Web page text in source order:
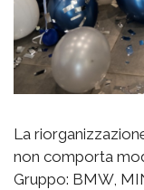
La
non comporta
Gruppo: BMW,